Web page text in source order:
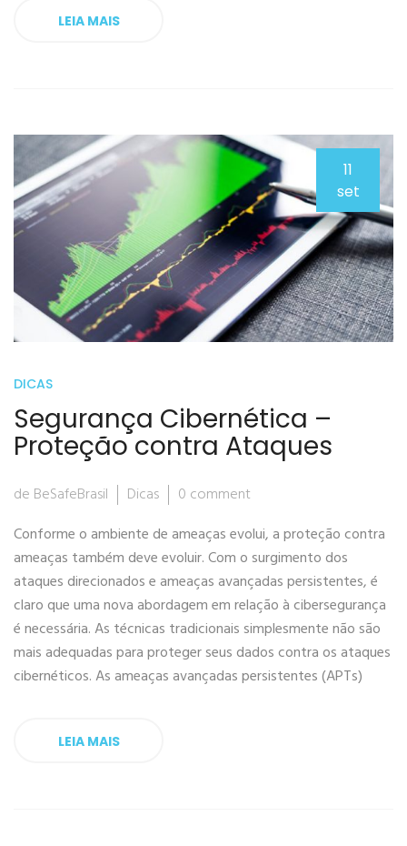
LEIA MAIS
11
set
DICAS
Segurança Cibernética –
Proteção contra Ataques
de BeSafeBrasil Dicas
0 comment
Conforme o ambiente de ameaças evolui, a proteção contra
ameaças também deve evoluir. Com o surgimento dos
ataques direcionados e ameaças avançadas persistentes, é
claro que uma nova abordagem em relação à cibersegurança
é necessária. As técnicas tradicionais simplesmente não são
mais adequadas para proteger seus dados contra os ataques
cibernéticos. As ameaças avançadas persistentes (APTs)
LEIA MAIS